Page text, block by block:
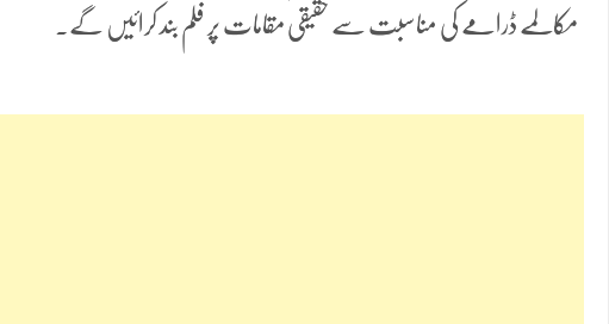
مکالمے ڈرامے کی مناسبت سے حقیقی مقامات پر فلم بند کرائیں گے۔